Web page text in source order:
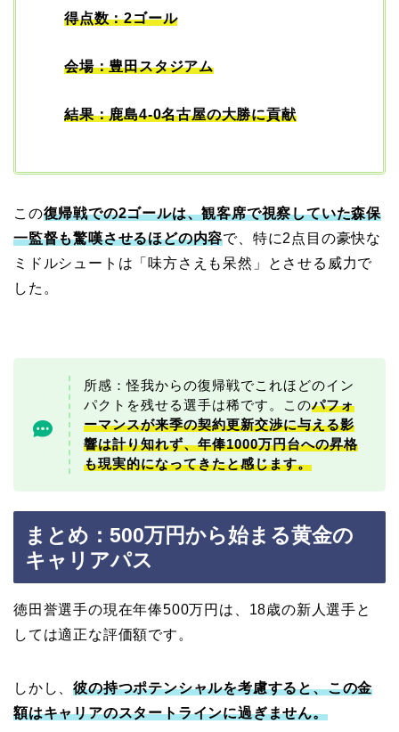
得点数：2ゴール
会場：豊田スタジアム
結果：鹿島4-0名古屋の大勝に貢献
この復帰戦での2ゴールは、観客席で視察していた森保
一監督も驚嘆させるほどの内容で、特に2点目の豪快な
ミドルシュートは「味方さえも呆然」とさせる威力で
した。
所感：怪我からの復帰戦でこれほどのイン
パクトを残せる選手は稀です。このパフォ
ーマンスが来季の契約更新交渉に与える影
響は計り知れず、年俸1000万円台への昇格
も現実的になってきたと感じます。
まとめ：500万円から始まる黄金の
キャリアパス
徳田誉選手の現在年俸500万円は、18歳の新人選手と
しては適正な評価額です。
しかし、彼の持つポテンシャルを考慮すると、この金
額はキャリアのスタートラインに過ぎません。